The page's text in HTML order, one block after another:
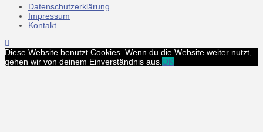
Datenschutzerklärung
Impressum
Kontakt
Diese Website benutzt Cookies. Wenn du die Website weiter nutzt,
gehen wir von deinem Einverständnis aus. OK